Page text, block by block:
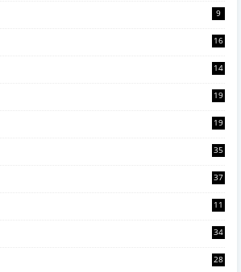
9
16
14
19
19
35
37
11
34
28